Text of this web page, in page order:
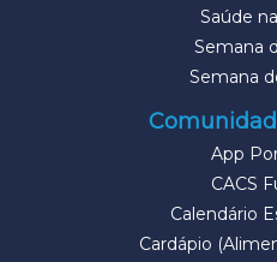
Saúde
Semana
Semana
App
CACS
Calendário
Cardápio